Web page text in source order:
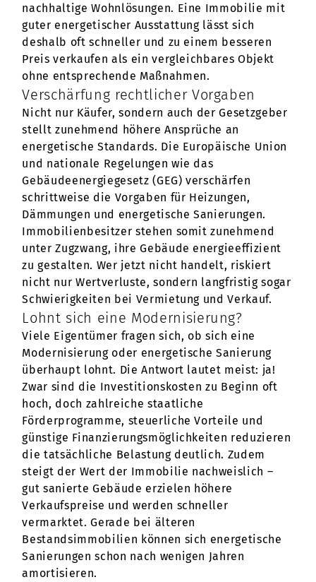
nachhaltige Wohnlösungen. Eine Immobilie mit
guter energetischer Ausstattung lässt sich
deshalb oft schneller und zu einem besseren
Preis verkaufen als ein vergleichbares Objekt
ohne entsprechende Maßnahmen.
Verschärfung rechtlicher Vorgaben
Nicht nur Käufer, sondern auch der Gesetzgeber
stellt zunehmend höhere Ansprüche an
energetische Standards. Die Europäische Union
und nationale Regelungen wie das
Gebäudeenergiegesetz (GEG) verschärfen
schrittweise die Vorgaben für Heizungen,
Dämmungen und energetische Sanierungen.
Immobilienbesitzer stehen somit zunehmend
unter Zugzwang, ihre Gebäude energieeffizient
zu gestalten. Wer jetzt nicht handelt, riskiert
nicht nur Wertverluste, sondern langfristig sogar
Schwierigkeiten bei Vermietung und Verkauf.
Lohnt sich eine Modernisierung?
Viele Eigentümer fragen sich, ob sich eine
Modernisierung oder energetische Sanierung
überhaupt lohnt. Die Antwort lautet meist: ja!
Zwar sind die Investitionskosten zu Beginn oft
hoch, doch zahlreiche staatliche
Förderprogramme, steuerliche Vorteile und
günstige Finanzierungsmöglichkeiten reduzieren
die tatsächliche Belastung deutlich. Zudem
steigt der Wert der Immobilie nachweislich –
gut sanierte Gebäude erzielen höhere
Verkaufspreise und werden schneller
vermarktet. Gerade bei älteren
Bestandsimmobilien können sich energetische
Sanierungen schon nach wenigen Jahren
amortisieren.